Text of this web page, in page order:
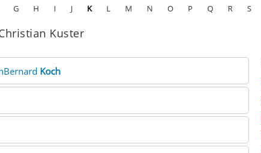
G H I J K L M N O P Q R S
Kuster
Koch